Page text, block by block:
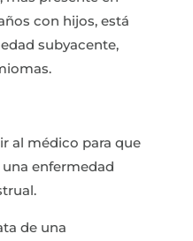
con hijos, está
subyacente,
al médico para que
enfermedad
de una